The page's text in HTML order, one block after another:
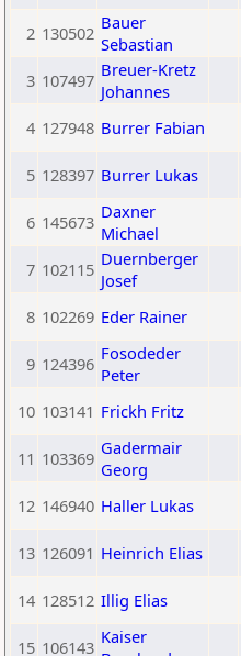
2 130502 Bauer
Sebastian
3 107497 Breuer-Kretz
Johannes
4 127948 Burrer Fabian
5 128397 Burrer Lukas
6 145673 Daxner
Michael
7 102115 Duernberger
Josef
8 102269 Eder Rainer
9 124396 Fosodeder
Peter
10 103141 Frickh Fritz
11 103369 Gadermair
Georg
12 146940 Haller Lukas
13 126091 Heinrich Elias
14 128512 Illig Elias
15 106143 Kaiser